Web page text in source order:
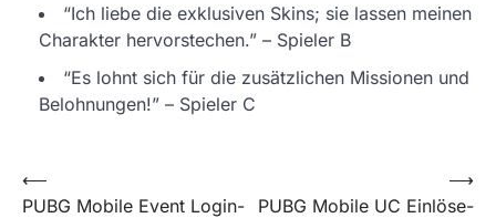
“Ich liebe die exklusiven Skins; sie lassen meinen
Charakter hervorstechen.” – Spieler B
“Es lohnt sich für die zusätzlichen Missionen und
Belohnungen!” – Spieler C
Post
⟵
PUBG Mobile Event Login-
PUBG Mobile UC Einlöse-
⟶